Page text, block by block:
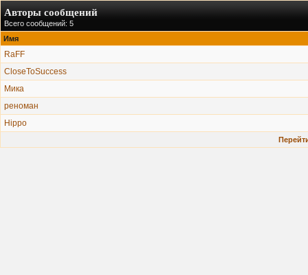
Авторы сообщений
Всего сообщений: 5
Имя
RaFF
CloseToSuccess
Мика
реноман
Hippo